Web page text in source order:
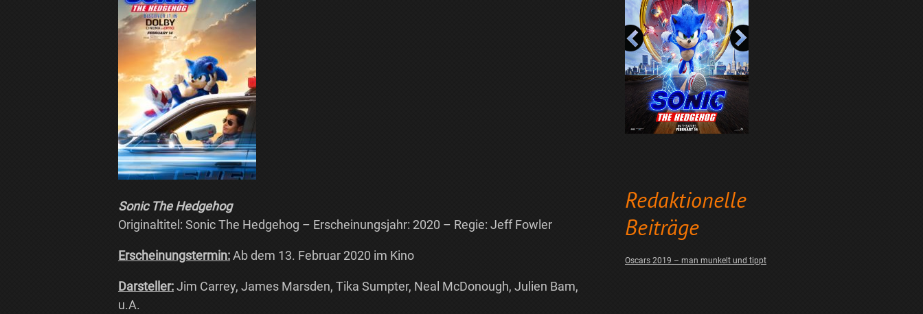
Redaktionelle
Beiträge
Oscars 2019 – man munkelt und tippt
Sonic The Hedgehog
Originaltitel: Sonic The Hedgehog – Erscheinungsjahr: 2020 – Regie: Jeff Fowler
Erscheinungstermin:Ab dem 13. Februar 2020 im Kino
Darsteller:Jim Carrey, James Marsden, Tika Sumpter, Neal McDonough, Julien Bam,
u.A.